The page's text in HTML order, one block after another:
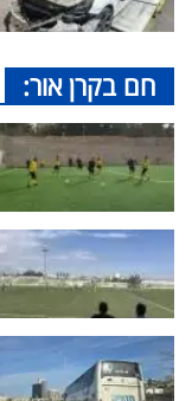
חם בקרן אור: